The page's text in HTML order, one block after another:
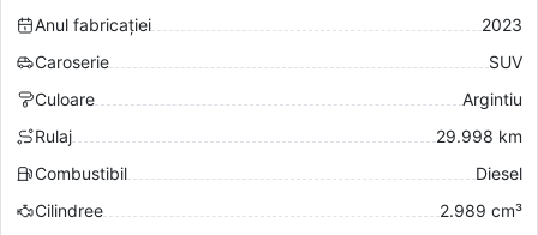
Anul fabricației
2023
Caroserie
SUV
Culoare
Argintiu
Rulaj
29.998 km
Combustibil
Diesel
Cilindree
2.989 cm³